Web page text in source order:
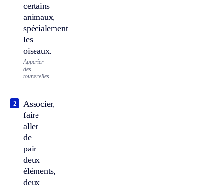
certains
animaux,
spécialement
les
oiseaux.
Apparier
des
tourterelles.
Associer,
faire
aller
de
pair
deux
éléments,
deux
2